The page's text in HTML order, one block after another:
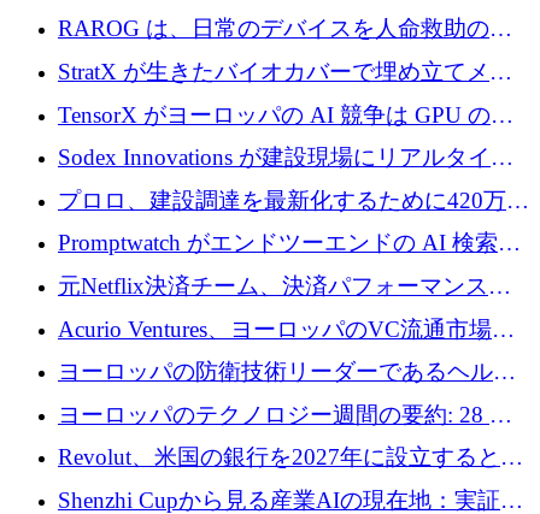
尿モニタリングを自動化するための MDR 認
証を獲得
RAROG は、日常のデバイスを人命救助の救
助ビーコンに変えるために 16 万 2,000 ユーロ
StratX が生きたバイオカバーで埋め立てメタ
ン対策に 119 万ドルを調達
TensorX がヨーロッパの AI 競争は GPU の所
有者によって決まると考える理由
Sodex Innovations が建設現場にリアルタイム
のインテリジェンスをもたらすために 400 万
ユーロを確保
プロロ、建設調達を最新化するために420万ポ
ンドを調達
Promptwatch がエンドツーエンドの AI 検索最
適化プラットフォームを拡張するために 600
万ユーロを調達
元Netflix決済チーム、決済パフォーマンスプ
ラットフォームNopanのためにこれまでに720
万ユーロを調達
Acurio Ventures、ヨーロッパのVC流通市場の
流動性を解放するために1億1,500万ユーロの
ファンドを立ち上げる
ヨーロッパの防衛技術リーダーであるヘルシ
ングは、180億ドルの評価額で18億ドルのシリ
ヨーロッパのテクノロジー週間の要約: 28 億
ユーロを超える 70 以上のテクノロジー資金調
Revolut、米国の銀行を2027年に設立すると米
国の社長が語る
Shenzhi Cupから見る産業AIの現在地：実証と